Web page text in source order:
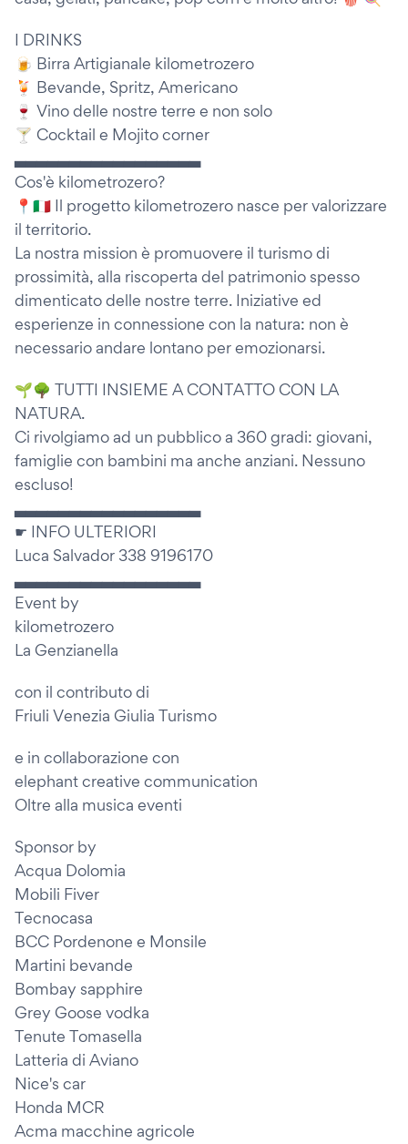
I DRINKS
🍺 Birra Artigianale kilometrozero
🍹 Bevande, Spritz, Americano
🍷 Vino delle nostre terre e non solo
🍸 Cocktail e Mojito corner
▃▃▃▃▃▃▃▃▃▃▃▃▃▃▃▃▃
Cos'è kilometrozero?
📍🇮🇹 Il progetto kilometrozero nasce per valorizzare
il territorio.
La nostra mission è promuovere il turismo di
prossimità, alla riscoperta del patrimonio spesso
dimenticato delle nostre terre. Iniziative ed
esperienze in connessione con la natura: non è
necessario andare lontano per emozionarsi.
🌱🌳 TUTTI INSIEME A CONTATTO CON LA
NATURA.
Ci rivolgiamo ad un pubblico a 360 gradi: giovani,
famiglie con bambini ma anche anziani. Nessuno
escluso!
▃▃▃▃▃▃▃▃▃▃▃▃▃▃▃▃▃
☛ INFO ULTERIORI
Luca Salvador 338 9196170
▃▃▃▃▃▃▃▃▃▃▃▃▃▃▃▃▃
Event by
kilometrozero
La Genzianella
con il contributo di
Friuli Venezia Giulia Turismo
e in collaborazione con
elephant creative communication
Oltre alla musica eventi
Sponsor by
Acqua Dolomia
Mobili Fiver
Tecnocasa
BCC Pordenone e Monsile
Martini bevande
Bombay sapphire
Grey Goose vodka
Tenute Tomasella
Latteria di Aviano
Nice's car
Honda MCR
Acma macchine agricole